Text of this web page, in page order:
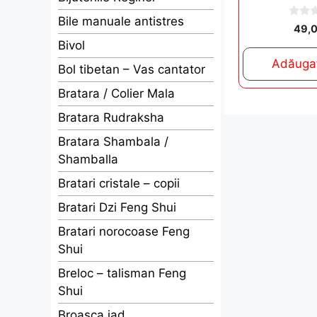
o
o
5
Bile manuale antistres
Bivol
Bol tibetan – Vas cantator
Bratara / Colier Mala
Bratara Rudraksha
Bratara Shambala /
Shamballa
Bratari cristale – copii
Bratari Dzi Feng Shui
Bratari norocoase Feng
Shui
Breloc – talisman Feng
Shui